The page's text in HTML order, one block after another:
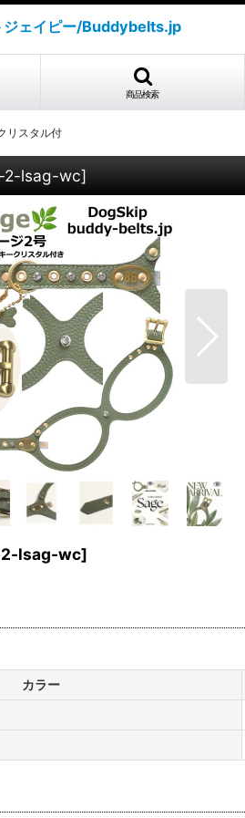
ジェイピー/Buddybelts.jp
商品検索
リスタル付
2-lsag-wc]
lsag-wc]
カラー